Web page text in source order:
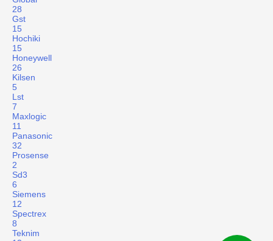
28
Gst
15
Hochiki
15
Honeywell
26
Kilsen
5
Lst
7
Maxlogic
11
Panasonic
32
Prosense
2
Sd3
6
Siemens
12
Spectrex
8
Teknim